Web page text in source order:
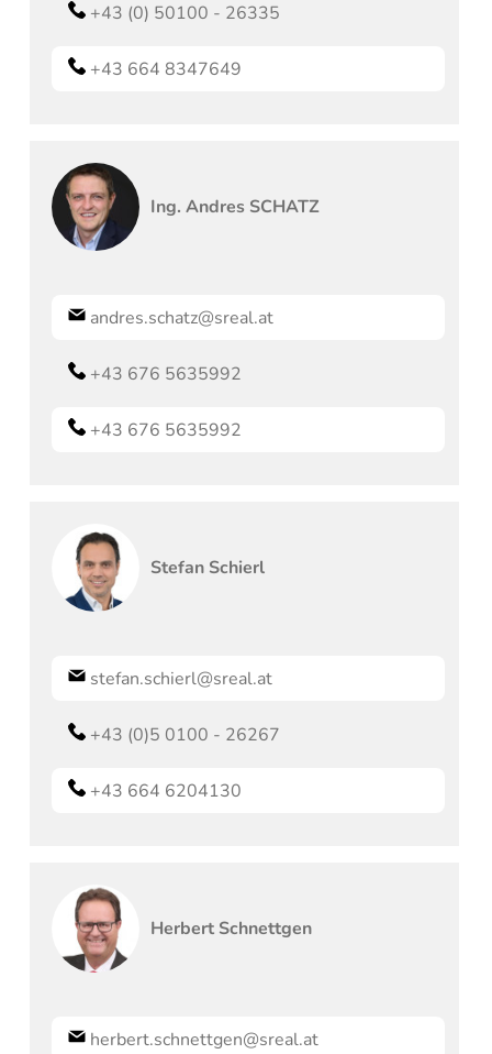
+43 (0) 50100 - 26335
+43 664 8347649
Ing. Andres SCHATZ
andres.schatz@sreal.at
+43 676 5635992
+43 676 5635992
Stefan Schierl
stefan.schierl@sreal.at
+43 (0)5 0100 - 26267
+43 664 6204130
Herbert Schnettgen
herbert.schnettgen@sreal.at